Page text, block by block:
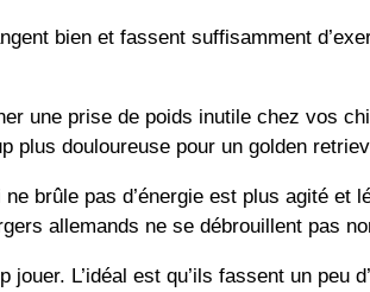
bien et fassent suffisamment
une prise de poids inutile chez vos
plus douloureuse pour un golden
brûle pas d’énergie est plus agité
allemands ne se débrouillent pas
L’idéal est qu’ils fassent un